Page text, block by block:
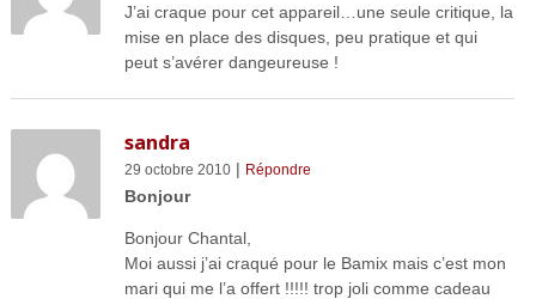
J’ai craque pour cet appareil…une seule critique, la
mise en place des disques, peu pratique et qui
peut s’avérer dangeureuse !
sandra
29 octobre 2010| Répondre
Bonjour
Bonjour Chantal,
Moi aussi j’ai craqué pour le Bamix mais c’est mon
mari qui me l’a offert !!!!! trop joli comme cadeau